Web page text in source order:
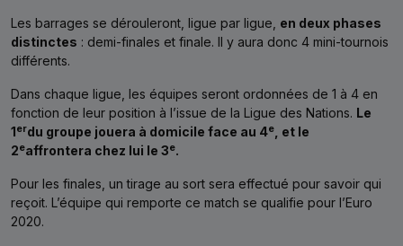
Les barrages se dérouleront, ligue par ligue, en deux phases
distinctes : demi-finales et finale. Il y aura donc 4 mini-tournois
différents.
Dans chaque ligue, les équipes seront ordonnées de 1 à 4 en
fonction de leur position à l’issue de la Ligue des Nations. Le
1erdu groupe jouera à domicile face au 4e
, et le
2eaffrontera chez lui le 3e.
Pour les finales, un tirage au sort sera effectué pour savoir qui
reçoit. L’équipe qui remporte ce match se qualifie pour l’Euro
2020.